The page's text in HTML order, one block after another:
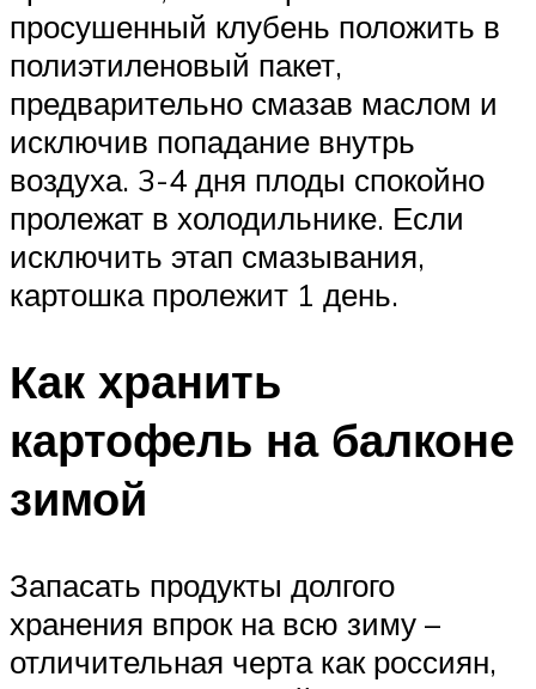
просушенный клубень положить в
полиэтиленовый пакет,
предварительно смазав маслом и
исключив попадание внутрь
воздуха. 3-4 дня плоды спокойно
пролежат в холодильнике. Если
исключить этап смазывания,
картошка пролежит 1 день.
Как хранить
картофель на балконе
зимой
Запасать продукты долгого
хранения впрок на всю зиму –
отличительная черта как россиян,